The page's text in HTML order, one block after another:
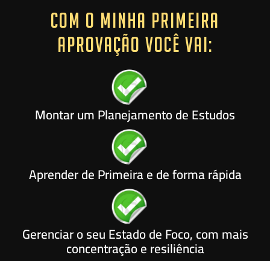
COM O MINHA PRIMEIRA
APROVAÇÃO VOCÊ VAI:
Montar um Planejamento de Estudos
Aprender de Primeira e de forma rápida
Gerenciar o seu Estado de Foco, com mais
concentração e resiliência